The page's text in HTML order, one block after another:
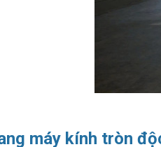
máy kính tròn